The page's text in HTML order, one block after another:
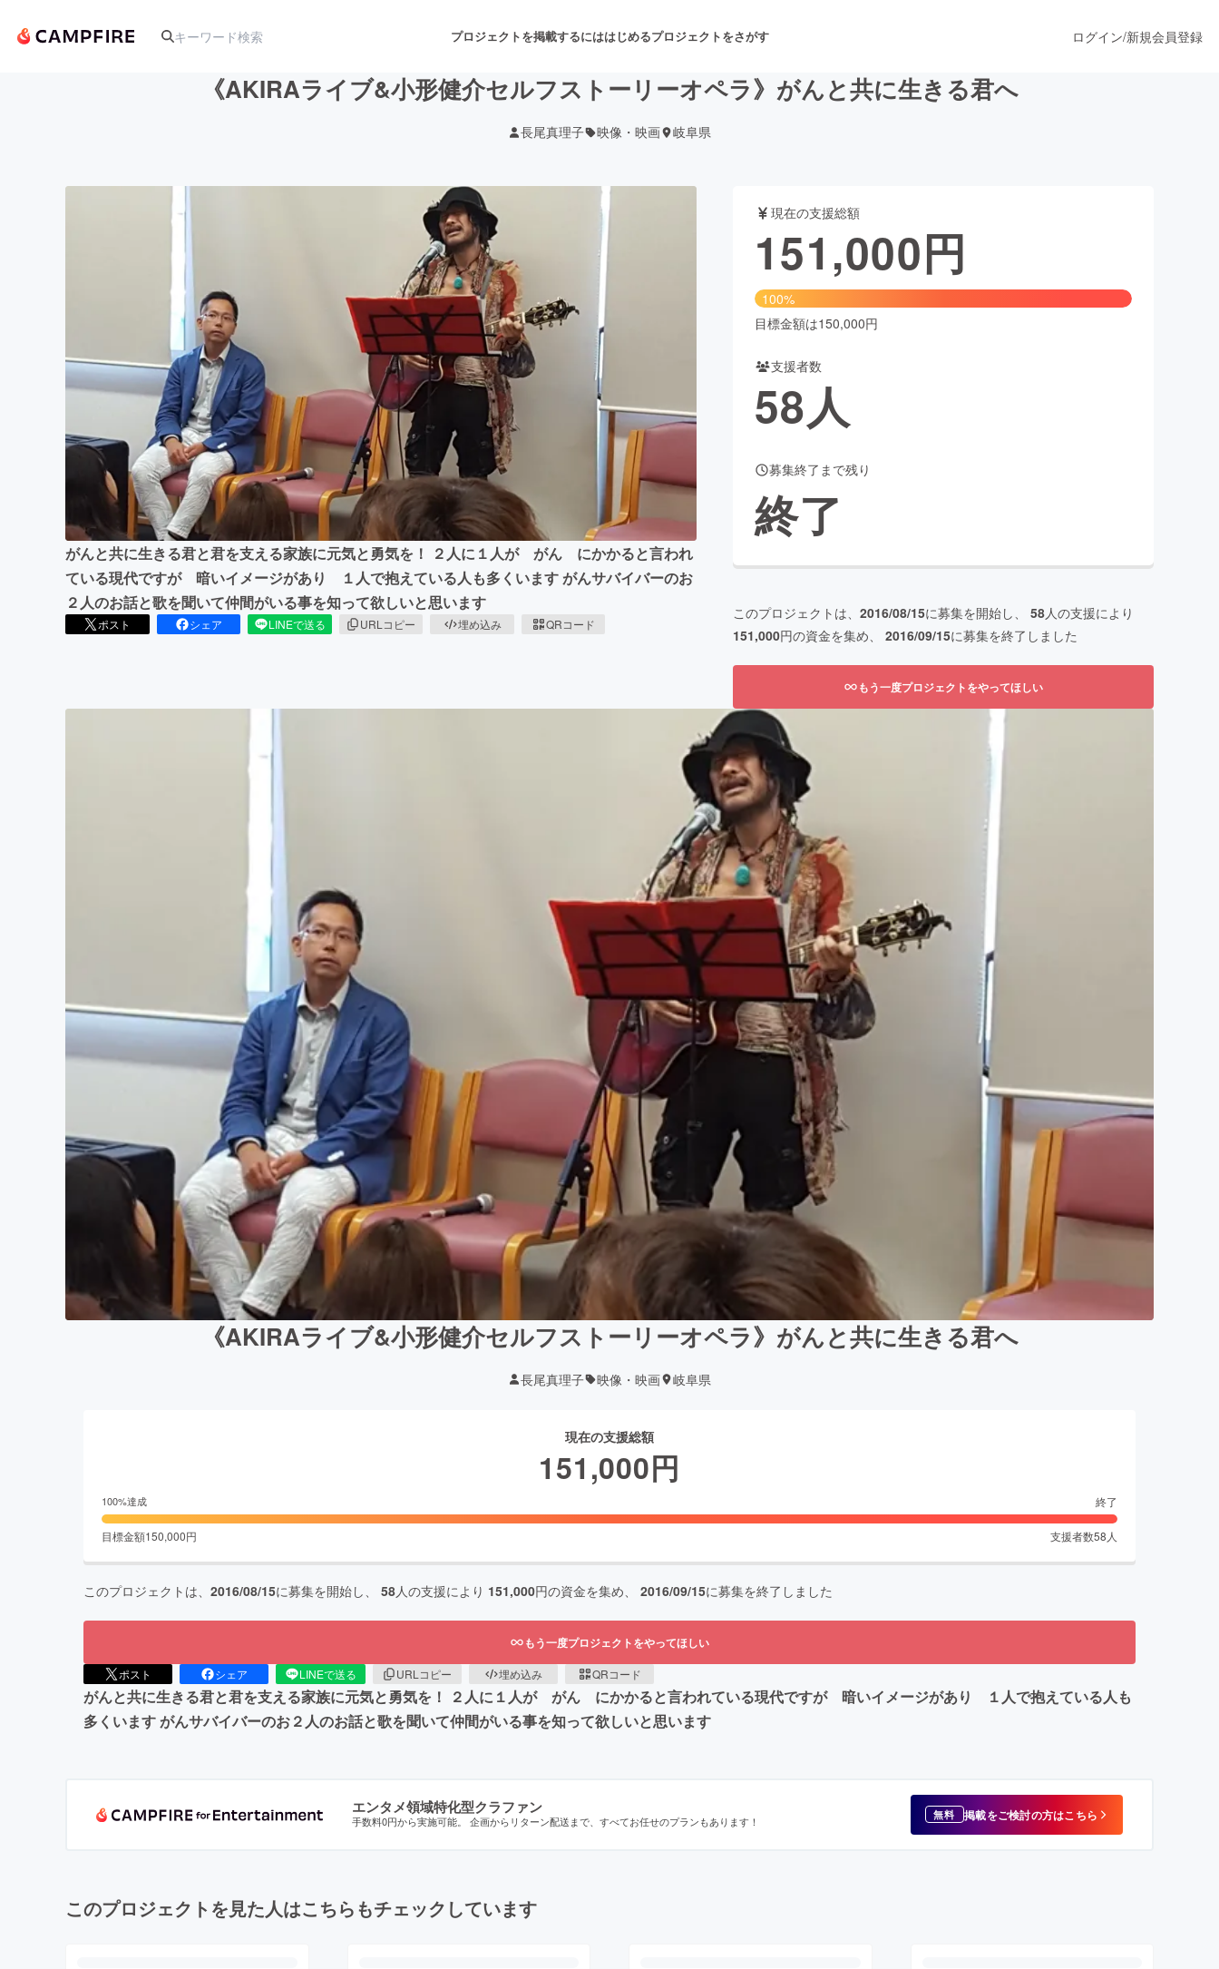
プロジェクトを掲載するにははじめるプロジェクトをさがす
音楽 舞台・パフォーマンス
テクノロジー・ガジェット ゲーム・サービス開発 ファッション
映像・映画 書籍・雑誌出版
ビジネス・起業 チャレンジ ビューティー・ヘルスケア
まちづくり・地域活性化
CAMPFIRE for Social Good CAMPFIRE Creation
CAMPFIREふるさと納税
machi-ya
ログイン/新規会員登録
《AKIRAライブ&小形健介セルフストーリーオペラ》がんと共に生きる君へ
長尾真理子 映像・映画 岐阜県
がんと共に生きる君と君を支える家族に元気と勇気を！ ２人に１人が がん にかかると言われ
ている現代ですが 暗いイメージがあり １人で抱えている人も多くいます がんサバイバーのお
２人のお話と歌を聞いて仲間がいる事を知って欲しいと思います
ポスト シェア LINEで送る URLコピー 埋め込み QRコード
現在の支援総額
151,000円
100%
目標金額は150,000円
支援者数
58人
募集終了まで残り
終了
このプロジェクトは、 2016/08/15に募集を開始し、 58人の支援により
151,000円の資金を集め、 2016/09/15に募集を終了しました
もう一度プロジェクトをやってほしい
《AKIRAライブ&小形健介セルフストーリーオペラ》がんと共に生きる君へ
長尾真理子 映像・映画 岐阜県
現在の支援総額
151,000円
100%達成 終了
目標金額150,000円 支援者数58 人
このプロジェクトは、 2016/08/15に募集を開始し、 58人の支援により 151,000円の資金を集め、 2016/09/15に募集を終了しました
もう一度プロジェクトをやってほしい
ポスト シェア LINEで送る URLコピー 埋め込み QRコード
がんと共に生きる君と君を支える家族に元気と勇気を！ ２人に１人が がん にかかると言われている現代ですが 暗いイメージがあり １人で抱えている人も
多くいます がんサバイバーのお２人のお話と歌を聞いて仲間がいる事を知って欲しいと思います
エンタメ領域特化型クラファン
手数料0円から実施可能。 企画からリターン配送まで、すべてお任せのプランもあります！ 無料 掲載をご検討の方はこちら
このプロジェクトを見た人はこちらもチェックしています